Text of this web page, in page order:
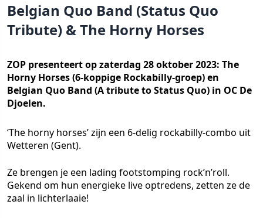
Belgian Quo Band (Status Quo
Tribute) & The Horny Horses
ZOP presenteert op zaterdag 28 oktober 2023: The
Horny Horses (6-koppige Rockabilly-groep) en
Belgian Quo Band (A tribute to Status Quo) in OC De
Djoelen.
‘The horny horses’ zijn een 6-delig rockabilly-combo uit
Wetteren (Gent).
Ze brengen je een lading footstomping rock’n’roll.
Gekend om hun energieke live optredens, zetten ze de
zaal in lichterlaaie!